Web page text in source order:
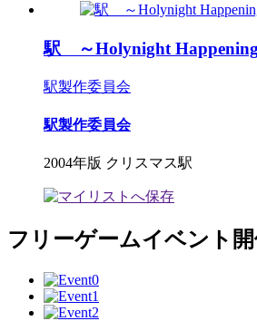
駅 ～Holynight
駅製作委員会
駅製作委員会
2004年版 クリスマス駅
フリーゲームイベント開